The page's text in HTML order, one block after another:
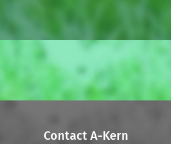
Contact A-Kern